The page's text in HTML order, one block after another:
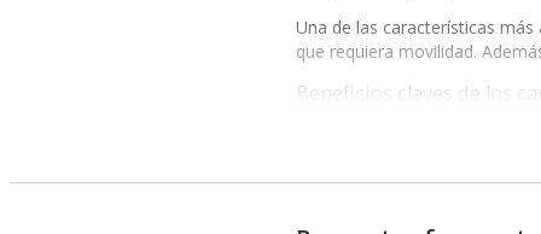
Una de las características
que requiera movilidad.
Beneficios claves de los
Compatibilidad con diversos